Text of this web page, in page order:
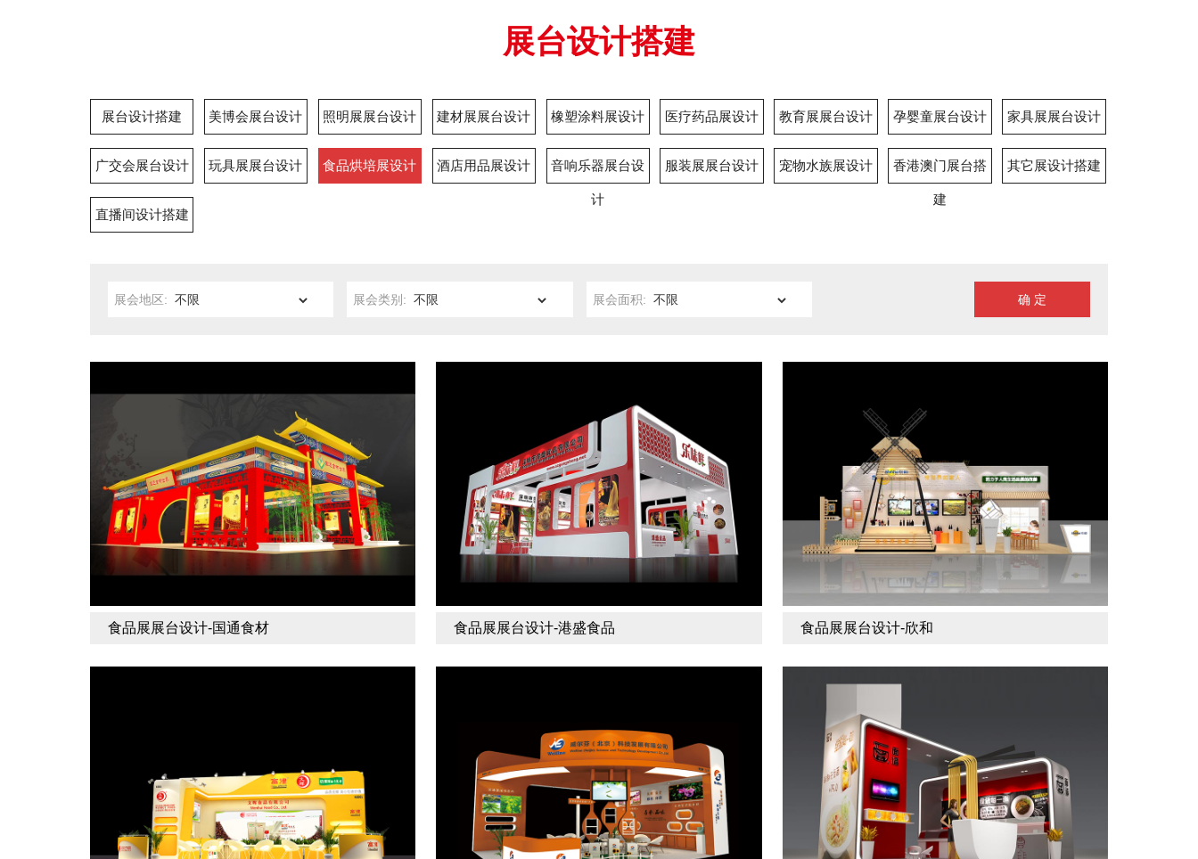
展台设计搭建
展台设计搭建 美博会展台设计 照明展展台设计 建材展展台设计 橡塑涂料展设计 医疗药品展设计 教育展展台设计 孕婴童展台设计 家具展展台设计
广交会展台设计 玩具展展台设计 食品烘培展设计 酒店用品展设计 音响乐器展台设
计
服装展展台设计 宠物水族展设计 香港澳门展台搭
建
其它展设计搭建
直播间设计搭建
展会地区: 展会类别: 展会面积:
食品展展台设计-国通食材 食品展展台设计-港盛食品 食品展展台设计-欣和